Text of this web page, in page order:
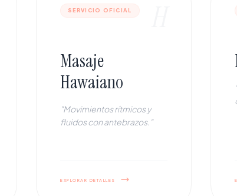
SERVICIO OFICIAL
Masaje
Hawaiano
"Movimientos rítmicos y
fluidos con antebrazos."
explorar detalles